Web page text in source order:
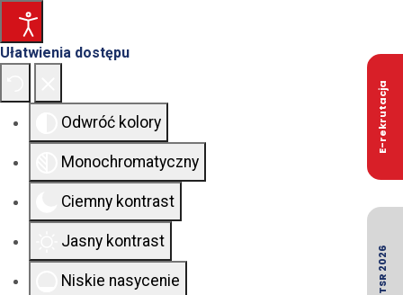
Ułatwienia dostępu
Odwróć kolory
Monochromatyczny
Ciemny kontrast
Jasny kontrast
Niskie nasycenie
E-rekrutacja
TSR 2026